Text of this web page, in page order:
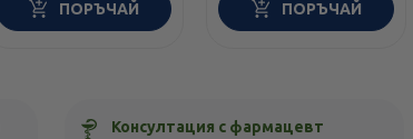
ПОРЪЧАЙ ПОРЪЧАЙ
Консултация с фармацевт